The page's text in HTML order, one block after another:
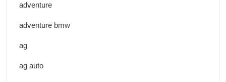
adventure
adventure bmw
ag
ag auto